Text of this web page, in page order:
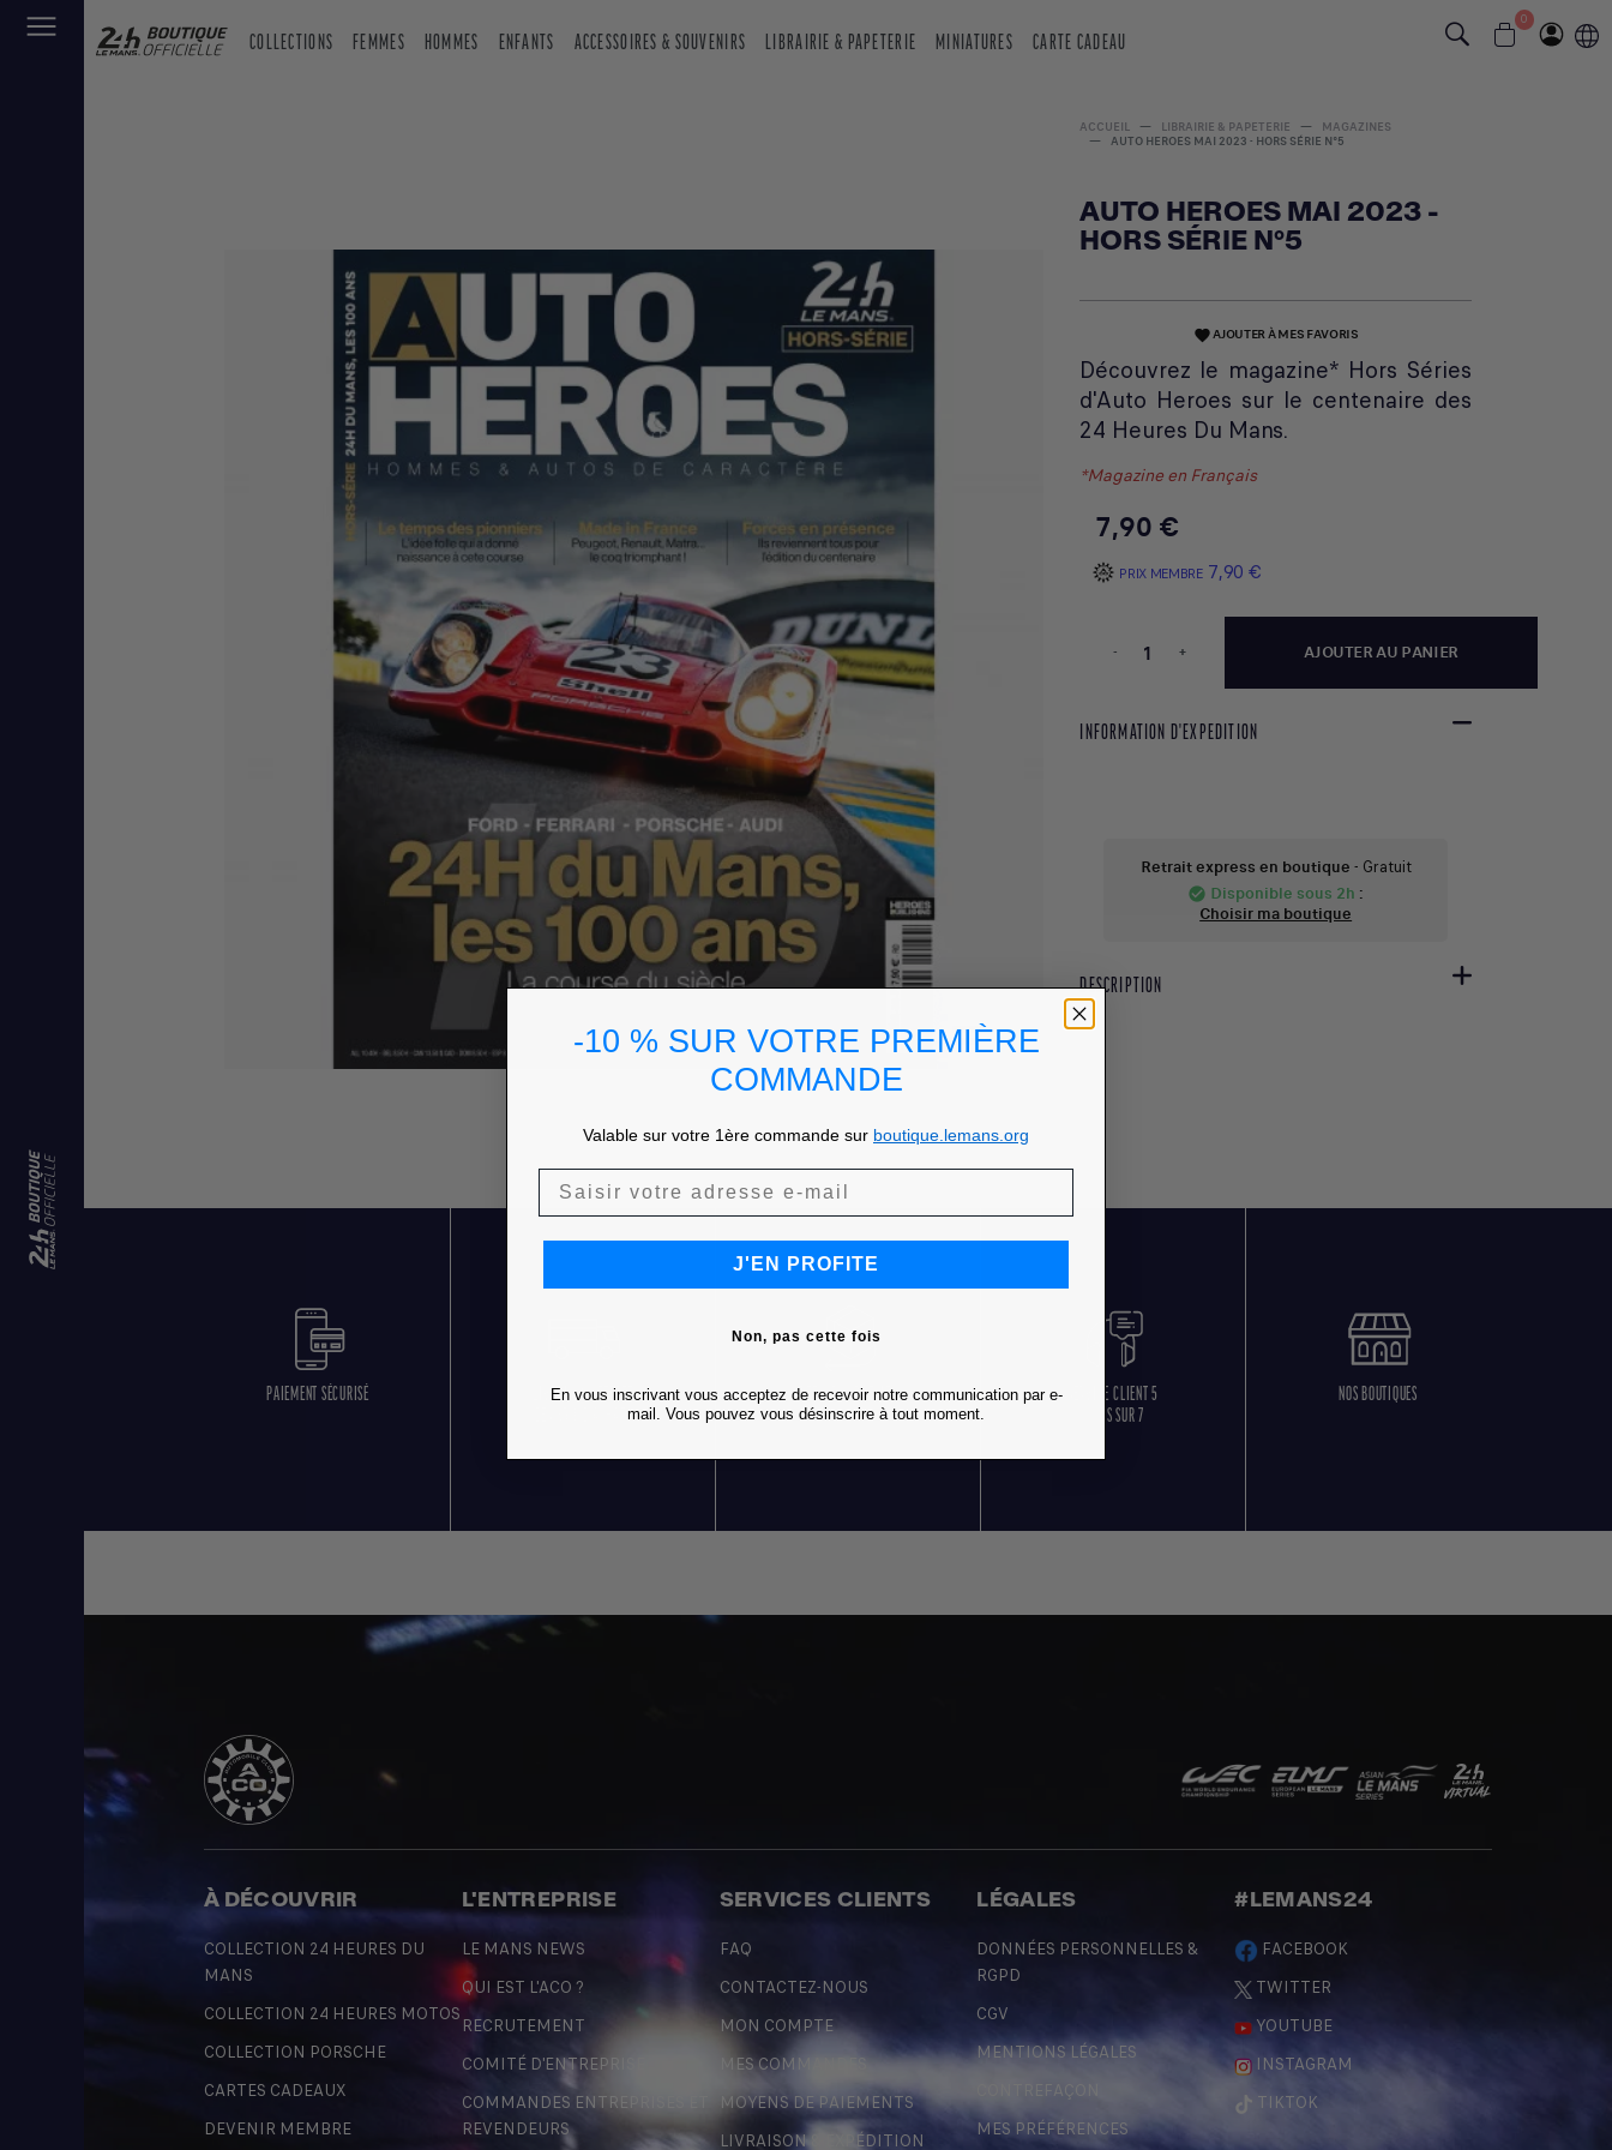
COLLECTIONS FEMMES HOMMES ENFANTS ACCESSOIRES & SOUVENIRS LIBRAIRIE & PAPETERIE MINIATURES CARTE CADEAU
0
ACCUEIL LIBRAIRIE & PAPETERIE
MAGAZINES
AUTO HEROES MAI 2023 - HORS SÉRIE N°5
AUTO HEROES MAI 2023 -
HORS SÉRIE N°5
favoriteAJOUTER À MES FAVORIS
Découvrez le magazine* Hors Séries
d'Auto Heroes sur le centenaire des
24 Heures Du Mans.
*Magazine en Français
7,90 €
PRIX MEMBRE 7,90 €
- + AJOUTER AU PANIER
INFORMATION D'EXPEDITION
Retrait express en boutique - Gratuit
check_circle Disponible sous 2h :
Choisir ma boutique
DESCRIPTION
PAIEMENT SÉCURISÉ
LIVRAISON OFFERTE
DÈS 85 € D'ACHATS
RETOURS GRATUITS
SERVICE CLIENT 5
JOURS SUR 7
NOS BOUTIQUES
À DÉCOUVRIR
COLLECTION 24 HEURES DU
MANS
COLLECTION 24 HEURES MOTOS
COLLECTION PORSCHE
CARTES CADEAUX
DEVENIR MEMBRE
L'ENTREPRISE
LE MANS NEWS
QUI EST L'ACO ?
RECRUTEMENT
COMITÉ D'ENTREPRISE
COMMANDES ENTREPRISES ET
REVENDEURS
SERVICES CLIENTS
FAQ
CONTACTEZ-NOUS
MON COMPTE
MES COMMANDES
MOYENS DE PAIEMENTS
LIVRAISON & EXPÉDITION
LÉGALES
DONNÉES PERSONNELLES &
RGPD
CGV
MENTIONS LÉGALES
CONTREFAÇON
MES PRÉFÉRENCES
#LEMANS24
FACEBOOK
TWITTER
YOUTUBE
INSTAGRAM
TIKTOK
-10 % SUR VOTRE PREMIÈRE
COMMANDE
Valable sur votre 1ère commande sur boutique.lemans.org
J'EN PROFITE
Non, pas cette fois
En vous inscrivant vous acceptez de recevoir notre communication par e-
mail. Vous pouvez vous désinscrire à tout moment.